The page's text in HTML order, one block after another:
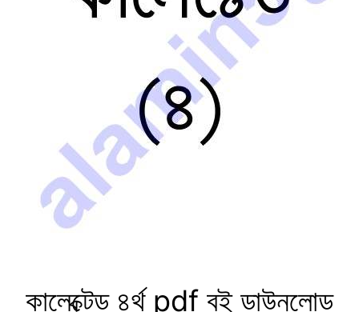
কালেক্টেড ৪র্থ pdf বই ডাউনলোড